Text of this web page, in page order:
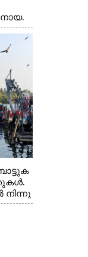
നിന്നു